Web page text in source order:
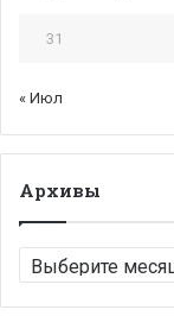
31
« Июл
Архивы
Архивы